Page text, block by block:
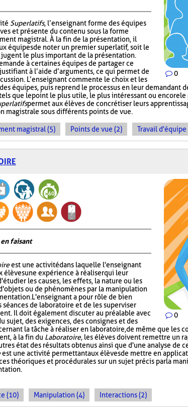
0
Superlatifs, l’enseignant forme des équipes
et présente du contenu sous la forme
magistral. À la fin de la présentation, il
équipes de noter un premier superlatif, soit le
jugent le plus important de la présentation.
à certaines équipes de partager ce
à l’aide d’arguments, ce qui permet de
L’enseignant commente le choix et les
équipes, puis reprend le processus en leur demandant
que le point le plus utile, le plus intéressant ou encore le
permet aux élèves de concrétiser leurs
magistrale sous différents points de vue.
magistral (5) Points de vue (2) Travail d'équipe
0
faisant
est une activité dans laquelle l'enseignant
élèves une expérience à réaliser qui leur
les causes, les effets, la nature ou les
ou de phénomènes par la manipulation
L'enseignant a pour rôle de bien
séances de laboratoire et de les superviser
Il doit également discuter au préalable avec
sujet, des exigences, des consignes et des
la tâche à réaliser en laboratoire, de même que les
à la fin du Laboratoire, les élèves doivent remettre un
état des résultats obtenus ainsi que d'une analyse de
est une activité permettant aux élèves de mettre en
théoriques et procédurales sur un sujet précis par la
(10) Manipulation (4) Interactions (2)